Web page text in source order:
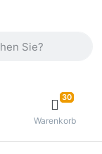
30
Warenkorb